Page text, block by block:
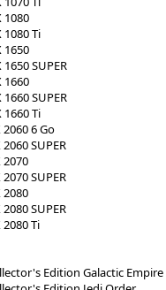
1080
1080 Ti
1650
SUPER
1660
SUPER
1660 Ti
2060 6 Go
SUPER
2070
SUPER
2080
SUPER
2080 Ti
Edition Galactic Empire